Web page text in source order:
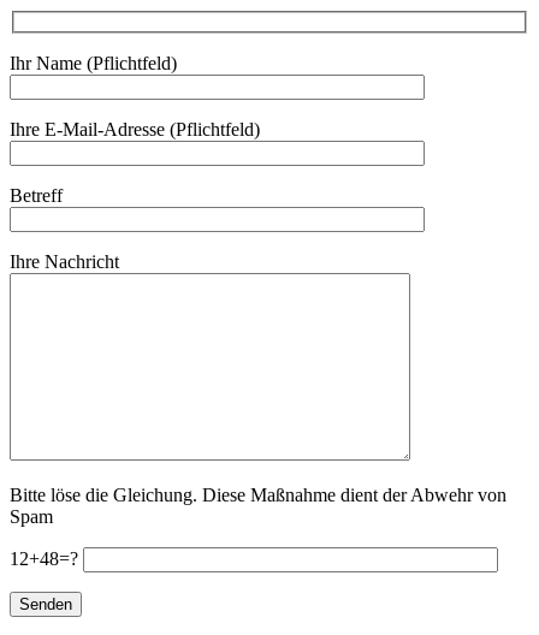
Ihr Name (Pflichtfeld)
Ihre E-Mail-Adresse (Pflichtfeld)
Betreff
Ihre Nachricht
Bitte löse die Gleichung. Diese Maßnahme dient der Abwehr von
Spam
12+48=?